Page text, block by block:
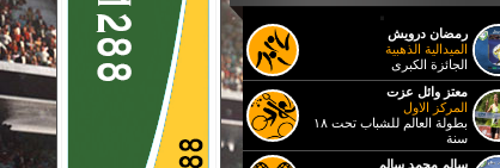
رمضان درويش
الميدالية الذهبية
الجائزة الكبرى
معتز وائل عزت
المركز الاول
بطولة العالم للشباب تحت ١٨
سنة
سالم محمد سالم